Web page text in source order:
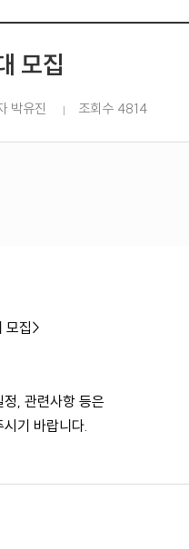
모집
박유진 조회수 4814
모집>
, 관련사항 등은
기 바랍니다.